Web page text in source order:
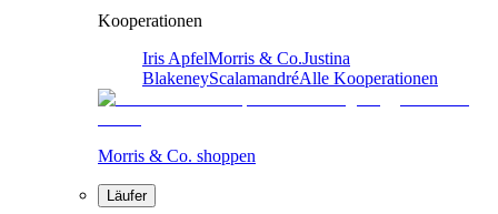
Kooperationen
Iris ApfelMorris & Co.Justina
BlakeneyScalamandréAlle Kooperationen
Morris & Co. shoppen
Läufer